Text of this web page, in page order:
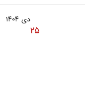
دی ۱۴۰۴
۲۵